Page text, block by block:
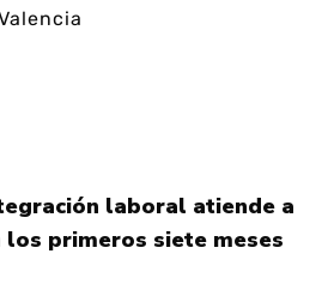
laboral atiende a
los primeros siete meses